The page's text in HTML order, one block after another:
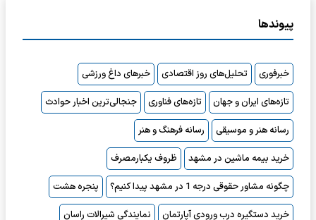
پیوندها
خبرفوری تحلیل‌های روز اقتصادی
خبرهای داغ ورزشی
تازه‌های ایران و جهان
تازه‌های فناوری
جنجالی‌ترین اخبار حوادث
رسانه هنر و موسیقی
رسانه فرهنگ و هنر
خرید بیمه ماشین در مشهد
ظروف یکبارمصرف
چگونه مشاور حقوقی درجه 1 در مشهد پیدا کنیم؟
پنجره هشت
خرید دستگیره درب ورودی آپارتمان
نمایندگی شیرالات راسان